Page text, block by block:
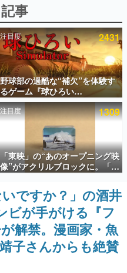
ンキング
ページビュー数万以上！ などな
た、電ファミ渾身の“殿堂入り”記
の方々に製作時のエピソードをお
（ゲーム）とは何か？を探ってい
ない。『赫本』は、〈試験問題〉
集です。
事
注目度 2431
野球部の過酷な“補欠”を体験す
るゲーム『球ひろい
Simulator』が「1件」のウィッ
シュリストをもとにチェコ語に
対応しSNSで話題に。『キング
ダム・カム』開発元やチェコの
プロ野球選手から称賛の声
注目度 1309
「東映」の“あのオープニング映
像”がアクリルブロックに。「東
映ヒストリカル グッズコレクシ
ョン」が8月下旬より発売
ですか？」の酒井
ビが手がける『フ
解禁。漫画家・魚
子さんからも絶賛